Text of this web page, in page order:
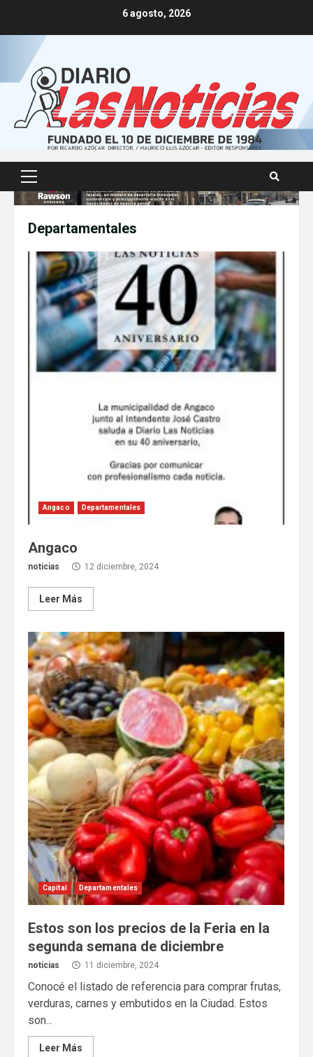
6 agosto, 2026
Primary
Menu
Departamentales
Angaco Departamentales
Angaco
noticias 12 diciembre, 2024
Leer Más
Capital Departamentales
Estos son los precios de la Feria en la
segunda semana de diciembre
noticias 11 diciembre, 2024
Conocé el listado de referencia para comprar frutas,
verduras, carnes y embutidos en la Ciudad. Estos
son...
Leer Más